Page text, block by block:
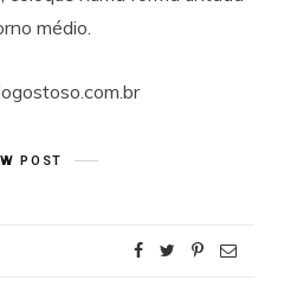
médio.
POST